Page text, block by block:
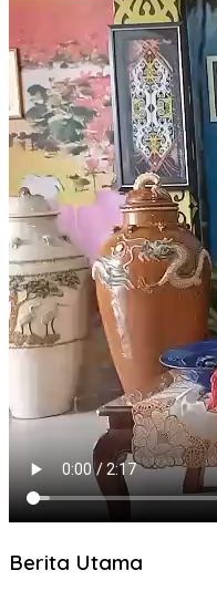
Berita Utama